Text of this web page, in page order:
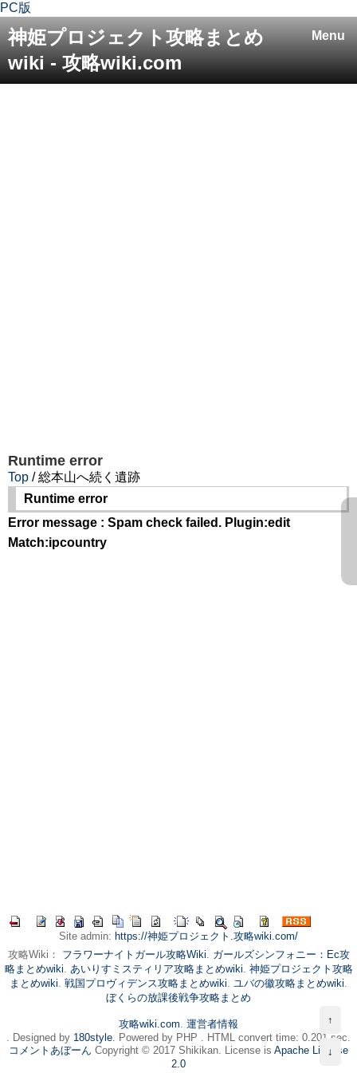
PC版
Menu
神姫プロジェクト攻略まとめ
wiki - 攻略wiki.com
Runtime error
Top / 総本山へ続く遺跡
Runtime error
Error message : Spam check failed. Plugin:edit
Match:ipcountry
Site admin: https://神姫プロジェクト.攻略wiki.com/
攻略Wiki： フラワーナイトガール攻略Wiki. ガールズシンフォニー：Ec攻
略まとめwiki. あいりすミスティリア攻略まとめwiki. 神姫プロジェクト攻略
まとめwiki. 戦国プロヴィデンス攻略まとめwiki. ユバの徽攻略まとめwiki.
ぼくらの放課後戦争攻略まとめ
攻略wiki.com. 運営者情報
. Designed by 180style. Powered by PHP . HTML convert time: 0.201 sec.
コメントあぼーん Copyright © 2017 Shikikan. License is Apache License
2.0
↑
↓